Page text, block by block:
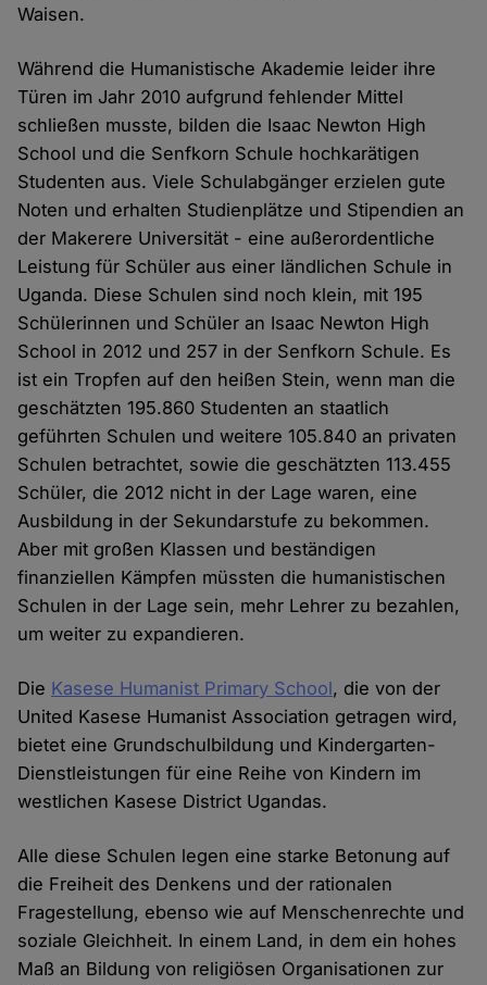
Waisen.
Während die Humanistische Akademie leider ihre
Türen im Jahr 2010 aufgrund fehlender Mittel
schließen musste, bilden die Isaac Newton High
School und die Senfkorn Schule hochkarätigen
Studenten aus. Viele Schulabgänger erzielen gute
Noten und erhalten Studienplätze und Stipendien an
der Makerere Universität - eine außerordentliche
Leistung für Schüler aus einer ländlichen Schule in
Uganda. Diese Schulen sind noch klein, mit 195
Schülerinnen und Schüler an Isaac Newton High
School in 2012 und 257 in der Senfkorn Schule. Es
ist ein Tropfen auf den heißen Stein, wenn man die
geschätzten 195.860 Studenten an staatlich
geführten Schulen und weitere 105.840 an privaten
Schulen betrachtet, sowie die geschätzten 113.455
Schüler, die 2012 nicht in der Lage waren, eine
Ausbildung in der Sekundarstufe zu bekommen.
Aber mit großen Klassen und beständigen
finanziellen Kämpfen müssten die humanistischen
Schulen in der Lage sein, mehr Lehrer zu bezahlen,
um weiter zu expandieren.
Die Kasese Humanist Primary School, die von der
United Kasese Humanist Association getragen wird,
bietet eine Grundschulbildung und Kindergarten-
Dienstleistungen für eine Reihe von Kindern im
westlichen Kasese District Ugandas.
Alle diese Schulen legen eine starke Betonung auf
die Freiheit des Denkens und der rationalen
Fragestellung, ebenso wie auf Menschenrechte und
soziale Gleichheit. In einem Land, in dem ein hohes
Maß an Bildung von religiösen Organisationen zur